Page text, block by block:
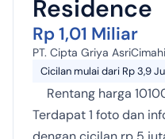
Residence
Rp 1,01 Miliar
PT. Cipta Griya Asri
Cicilan mulai dari Rp 3,9
Rentang harga
Terdapat 1 foto dan